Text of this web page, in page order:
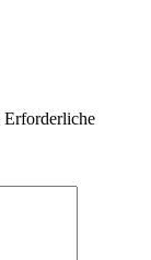
Erforderliche